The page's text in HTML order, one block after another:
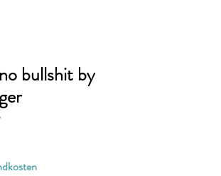
bullshit by